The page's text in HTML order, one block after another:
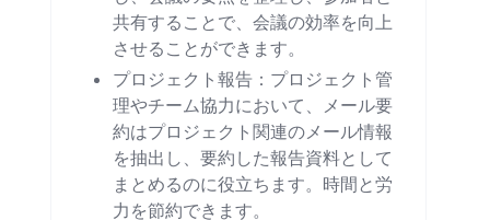
共有することで、会議の効率を向上
させることができます。
プロジェクト報告：プロジェクト管
理やチーム協力において、メール要
約はプロジェクト関連のメール情報
を抽出し、要約した報告資料として
まとめるのに役立ちます。時間と労
力を節約できます。